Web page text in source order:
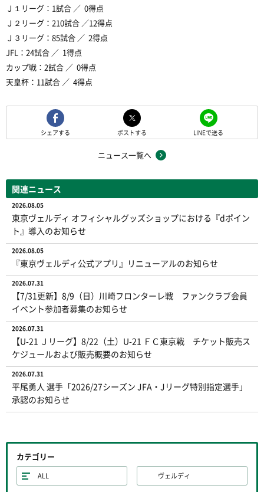
Ｊ１リーグ：1試合 ／ 0得点
Ｊ２リーグ：210試合 ／12得点
Ｊ３リーグ：85試合 ／ 2得点
JFL：24試合 ／ 1得点
カップ戦：2試合 ／ 0得点
天皇杯：11試合 ／ 4得点
シェアする ポストする LINEで送る
ニュース一覧へ
関連ニュース
2026.08.05
東京ヴェルディ オフィシャルグッズショップにおける『dポイン
ト』導入のお知らせ
2026.08.05
『東京ヴェルディ公式アプリ』リニューアルのお知らせ
2026.07.31
【7/31更新】8/9（日）川崎フロンターレ戦 ファンクラブ会員
イベント参加者募集のお知らせ
2026.07.31
【U-21 Ｊリーグ】8/22（土）U-21 ＦＣ東京戦 チケット販売ス
ケジュールおよび販売概要のお知らせ
2026.07.31
平尾勇人 選手「2026/27シーズン JFA・Jリーグ特別指定選手」
承認のお知らせ
カテゴリー
ALL ヴェルディ